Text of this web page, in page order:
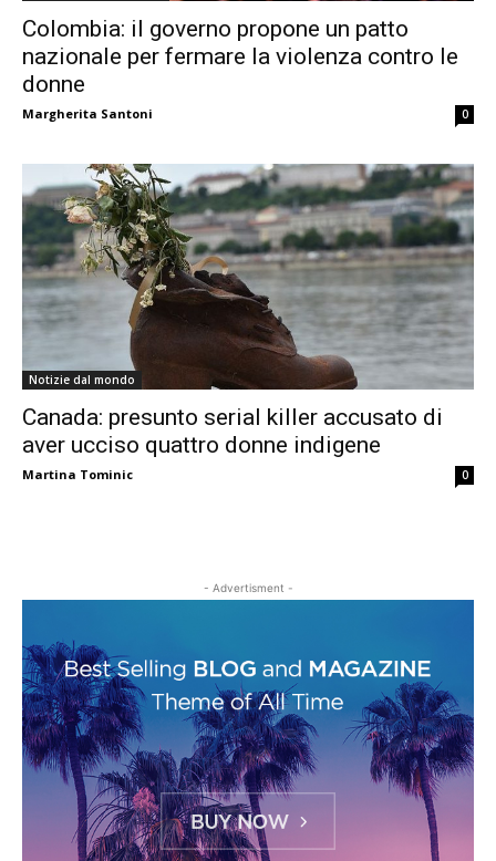
Colombia: il governo propone un patto
nazionale per fermare la violenza contro le
donne
Margherita Santoni 0
Notizie dal mondo
Canada: presunto serial killer accusato di
aver ucciso quattro donne indigene
Martina Tominic 0
- Advertisment -